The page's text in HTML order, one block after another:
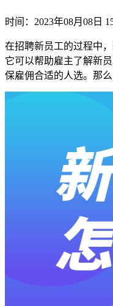
时间：2023年08月08日
在招聘新员工的过程中
它可以帮助雇主了解新
保雇佣合适的人选。那